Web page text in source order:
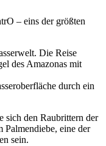
– eins der größten
Die Reise
des Amazonas mit
durch ein
sich den Raubrittern der
Palmendiebe, eine der
sein.